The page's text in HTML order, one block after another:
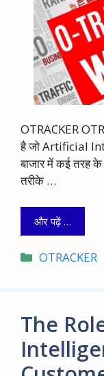
OTRACKER
है जो Artificial
बाजार में कई तरह
तरीके …
और पढ़ें …
Categories
OTRACKER
The